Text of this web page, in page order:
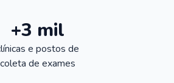
+3 mil
e postos de
coleta de exames